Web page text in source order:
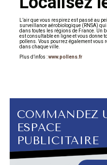
L’air que vous respirez est passé au
surveillance aérobiologique (RNSA)
dans toutes les régions de France. Un
est consultable en ligne et vous donne
pollens. Vous pourrez également
dans chaque ville.
Plus d’infos :www.pollens.fr
COMMANDEZ
ESPACE
PUBLICITAIRE